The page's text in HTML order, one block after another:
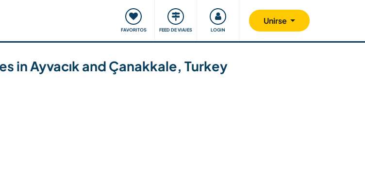
FAVORITOS FEED DE VIAJES LOGIN
Unirse
Viajar y aprender Comunidad Nos implicamos
in Ayvacık and Çanakkale, Turkey